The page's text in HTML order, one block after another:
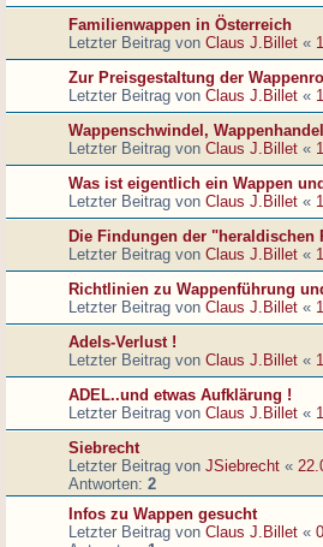
Familienwappen in Österreich
Letzter Beitrag von Claus J.Billet «
Zur Preisgestaltung der
Letzter Beitrag von Claus J.Billet «
Wappenschwindel, Wappenhandel
Letzter Beitrag von Claus J.Billet «
Was ist eigentlich ein Wappen
Letzter Beitrag von Claus J.Billet «
Die Findungen der "heraldischen
Letzter Beitrag von Claus J.Billet «
Richtlinien zu Wappenführung
Letzter Beitrag von Claus J.Billet «
Adels-Verlust !
Letzter Beitrag von Claus J.Billet «
ADEL..und etwas Aufklärung !
Letzter Beitrag von Claus J.Billet «
Siebrecht
Letzter Beitrag von JSiebrecht «
Antworten: 2
Infos zu Wappen gesucht
Letzter Beitrag von Claus J.Billet «